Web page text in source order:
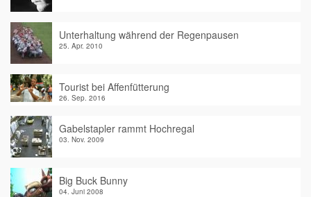
Unterhaltung während der Regenpausen
25. Apr. 2010
Tourist bei Affenfütterung
26. Sep. 2016
Gabelstapler rammt Hochregal
03. Nov. 2009
Big Buck Bunny
04. Juni 2008